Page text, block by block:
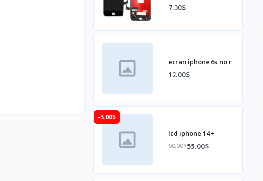
7.00$
ecran iphone 6s noir
12.00$
-5.00$
lcd iphone 14 +
60.00$55.00$